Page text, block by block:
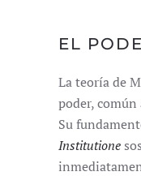
EL
La teoría de
poder,
Su
Institutione